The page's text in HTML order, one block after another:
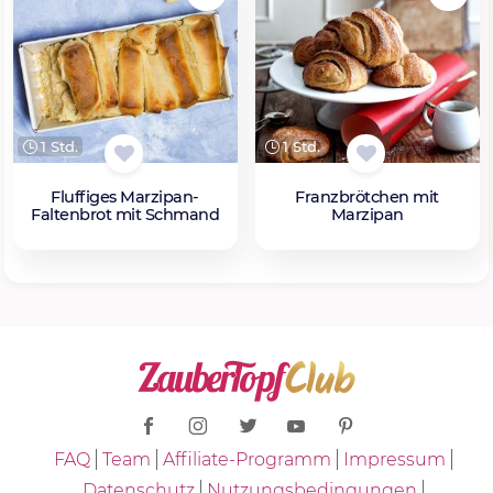
1 Std.
Fluffiges Marzipan-
Faltenbrot mit Schmand
1 Std.
Franzbrötchen mit
Marzipan
FAQ Team Affiliate-Programm
Impressum